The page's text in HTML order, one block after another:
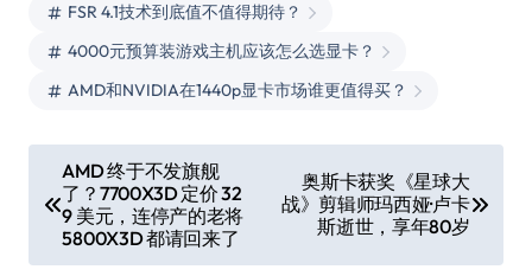
FSR 4.1技术到底值不值得期待？
4000元预算装游戏主机应该怎么选显卡？
AMD和NVIDIA在1440p显卡市场谁更值得买？
章
AMD 终于不发旗舰
了？7700X3D 定价 32
9 美元，连停产的老将
5800X3D 都请回来了
奥斯卡获奖《星球大
战》剪辑师玛西娅·卢卡
斯逝世，享年80岁